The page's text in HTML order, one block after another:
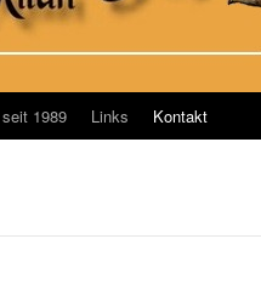
1989 Links Kontakt